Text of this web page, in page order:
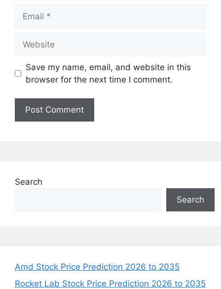
Save my name, email, and website in this
browser for the next time I comment.
Search
Search
Amd Stock Price Prediction 2026 to 2035
Rocket Lab Stock Price Prediction 2026 to 2035